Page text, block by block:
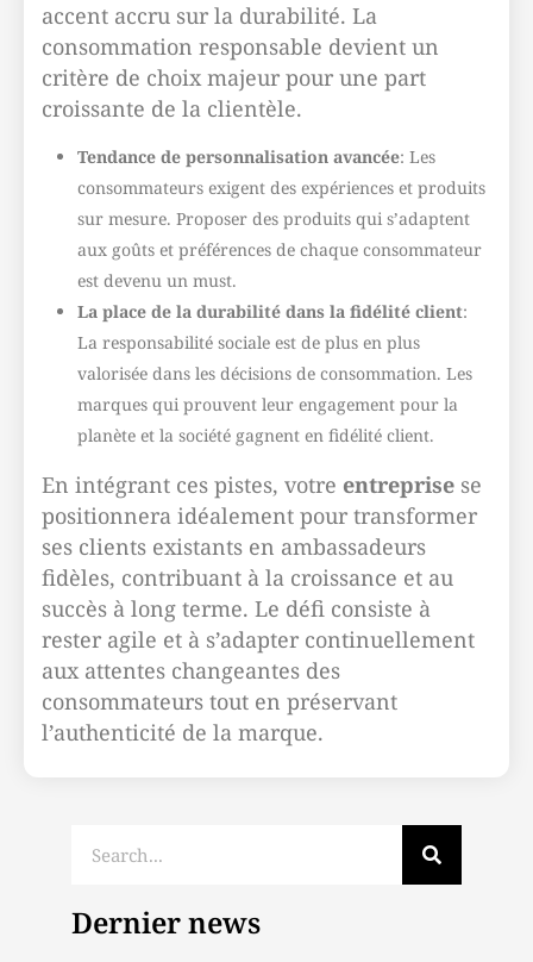
accent accru sur la durabilité. La
consommation responsable devient un
critère de choix majeur pour une part
croissante de la clientèle.
Tendance de personnalisation avancée: Les
consommateurs exigent des expériences et produits
sur mesure. Proposer des produits qui s’adaptent
aux goûts et préférences de chaque consommateur
est devenu un must.
La place de la durabilité dans la fidélité client:
La responsabilité sociale est de plus en plus
valorisée dans les décisions de consommation. Les
marques qui prouvent leur engagement pour la
planète et la société gagnent en fidélité client.
En intégrant ces pistes, votre entreprise se
positionnera idéalement pour transformer
ses clients existants en ambassadeurs
fidèles, contribuant à la croissance et au
succès à long terme. Le défi consiste à
rester agile et à s’adapter continuellement
aux attentes changeantes des
consommateurs tout en préservant
l’authenticité de la marque.
Dernier news